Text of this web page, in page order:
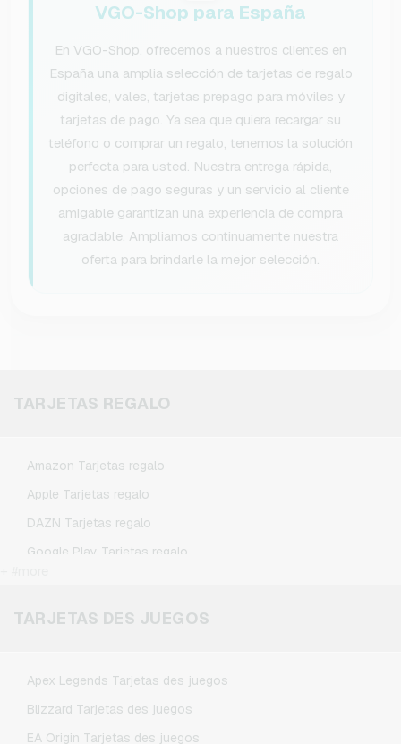
VGO-Shop para España
En VGO-Shop, ofrecemos a nuestros clientes en
España una amplia selección de tarjetas de regalo
digitales, vales, tarjetas prepago para móviles y
tarjetas de pago. Ya sea que quiera recargar su
teléfono o comprar un regalo, tenemos la solución
perfecta para usted. Nuestra entrega rápida,
opciones de pago seguras y un servicio al cliente
amigable garantizan una experiencia de compra
agradable. Ampliamos continuamente nuestra
oferta para brindarle la mejor selección.
TARJETAS REGALO
Amazon Tarjetas regalo
Apple Tarjetas regalo
DAZN Tarjetas regalo
Google Play Tarjetas regalo
Microsoft Tarjetas regalo
TARJETAS DES JUEGOS
Apex Legends Tarjetas des juegos
Blizzard Tarjetas des juegos
EA Origin Tarjetas des juegos